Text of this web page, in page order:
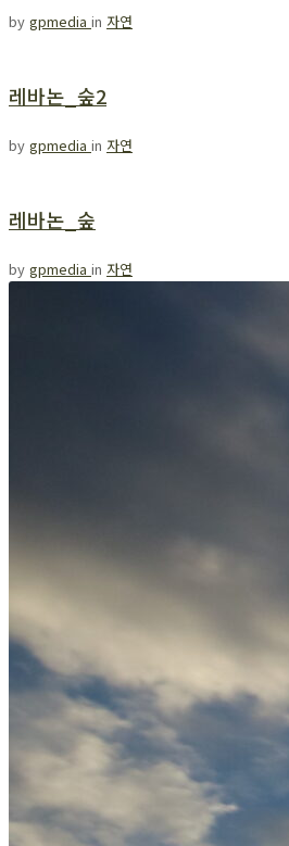
by gpmedia in 자연
레바논_숲2
by gpmedia in 자연
레바논_숲
by gpmedia in 자연